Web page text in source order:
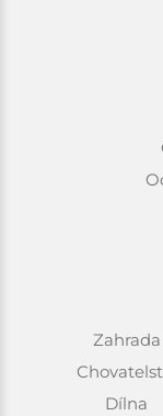
Zahrada
Dílna